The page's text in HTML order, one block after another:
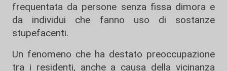
frequentata da persone senza fissa dimora e
da individui che fanno uso di sostanze
stupefacenti.
Un fenomeno che ha destato preoccupazione
tra i residenti, anche a causa della vicinanza